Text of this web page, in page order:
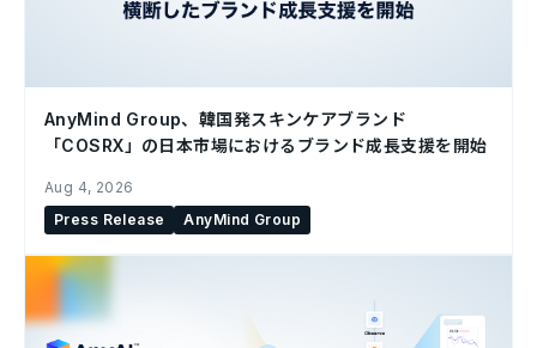
AnyMind Group、韓国発スキンケアブランド
「COSRX」の日本市場におけるブランド成長支援を開始
Aug 4, 2026
Press Release
AnyMind Group